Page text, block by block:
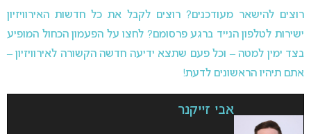
רוצים להישאר מעודכנים? רוצים לקבל את כל חדשות האירוויזיון
ישירות לטלפון הנייד ברגע פרסומם? לחצו על הפעמון הכחול המופיע
בצד ימין למטה – וכל פעם שתצא ידיעה חדשה הקשורה לאירוויזיון –
אתם תיהיו הראשונים לדעת!
אבי זייקנר